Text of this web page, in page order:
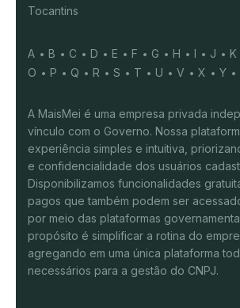
Tocantins
A B C D E F G H I J K
O
P Q R S T U V X Y
A MaisMei é uma empresa privada
vínculo com o Governo. Nossa
experiência simples e intuitiva,
e confidencialidade dos usuários
Disponibilizamos funcionalidades
pagos que também podem ser
por meio das plataformas
propósito é simplificar a rotina do
agregando em uma única plataforma
necessários para a gestão do CNPJ.